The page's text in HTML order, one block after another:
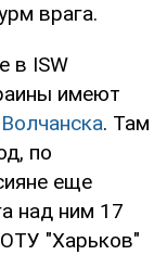
врага.
в ISW
имеют
. Там
по
еще
над ним 17
"Харьков"